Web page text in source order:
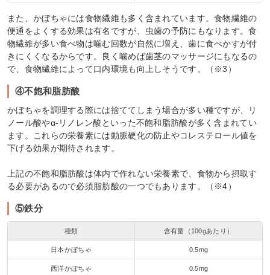
また、かぼちゃには食物繊維も多く含まれています。食物繊維の
便通をよくする効果は有名ですが、虫歯の予防にもなります。食
物繊維が多い食べ物は噛む回数が自然に増え、歯に食べかすが付
きにくくなるからです。良く噛めば歯茎のマッサージにもなるの
で、食物繊維によって口内環境も向上しそうです。（※3）
④不飽和脂肪酸
かぼちゃを調理する際には捨ててしまう場合が多い種ですが、リ
ノール酸やα-リノレン酸といった不飽和脂肪酸が多く含まれてい
ます。これらの栄養素には動脈硬化の防止やコレステロール値を
下げる効果が期待されます。
上記の不飽和脂肪酸は体内で作れない栄養素で、食物から摂取す
る必要があるので必須脂肪酸の一つでもあります。（※4）
⑤鉄分
種類 含有量（100gあたり）
日本かぼちゃ 0.5mg
西洋かぼちゃ 0.5mg